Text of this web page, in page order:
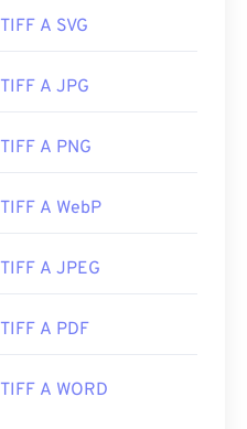
TIFF A SVG
TIFF A JPG
TIFF A PNG
TIFF A WebP
TIFF A JPEG
TIFF A PDF
TIFF A WORD